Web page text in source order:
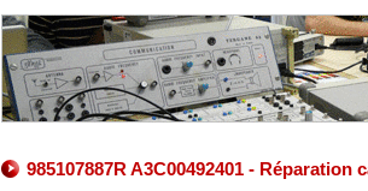
985107887R A3C00492401 - Réparation